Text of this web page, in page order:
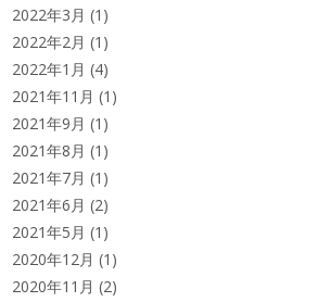
2022年3月 (1)
2022年2月 (1)
2022年1月 (4)
2021年11月 (1)
2021年9月 (1)
2021年8月 (1)
2021年7月 (1)
2021年6月 (2)
2021年5月 (1)
2020年12月 (1)
2020年11月 (2)